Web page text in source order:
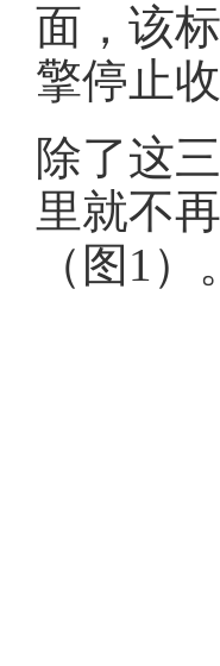
面，该
擎停止
除了这
里就不
（图1）。